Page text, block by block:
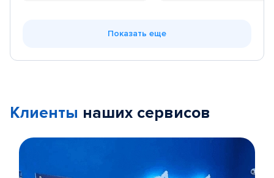
Показать еще
Клиенты наших сервисов